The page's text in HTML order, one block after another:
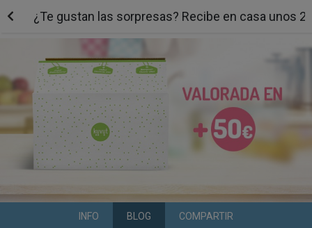
¿Te gustan las sorpresas? Recibe en casa unos
INFO BLOG COMPARTIR